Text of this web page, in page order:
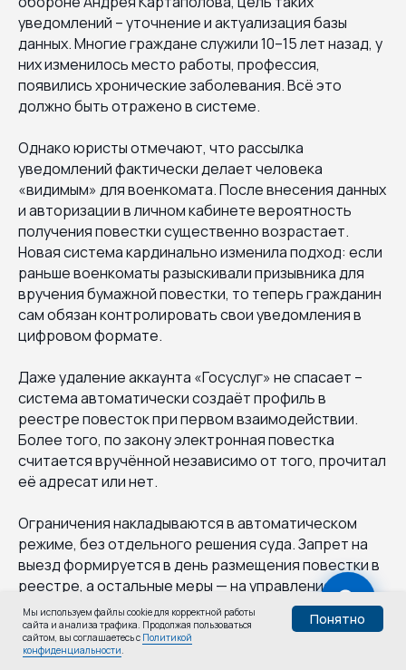
Пройти тест
Узнай,
годен ли ты:
уведомлений – уточнение и актуализация базы
данных. Многие граждане служили 10–15 лет назад, у
них изменилось место работы, профессия,
появились хронические заболевания. Всё это
должно быть отражено в системе.
Однако юристы отмечают, что рассылка
уведомлений фактически делает человека
«видимым» для военкомата. После внесения данных
и авторизации в личном кабинете вероятность
получения повестки существенно возрастает.
Новая система кардинально изменила подход: если
раньше военкоматы разыскивали призывника для
вручения бумажной повестки, то теперь гражданин
сам обязан контролировать свои уведомления в
цифровом формате.
Даже удаление аккаунта «Госуслуг» не спасает –
система автоматически создаёт профиль в
реестре повесток при первом взаимодействии.
Более того, по закону электронная повестка
считается вручённой независимо от того, прочитал
её адресат или нет.
Ограничения накладываются в автоматическом
режиме, без отдельного решения суда. Запрет на
выезд формируется в день размещения повестки в
реестре, а остальные меры — на управление и
регистрацию транспорта, сделки с
недвижимостью, регистрацию ИП и самозанятости,
получение кредитов — по истечении 20
Мы используем файлы cookie для корректной работы
сайта и анализа трафика. Продолжая пользоваться
сайтом, вы соглашаетесь с Политикой
конфиденциальности.
Понятно